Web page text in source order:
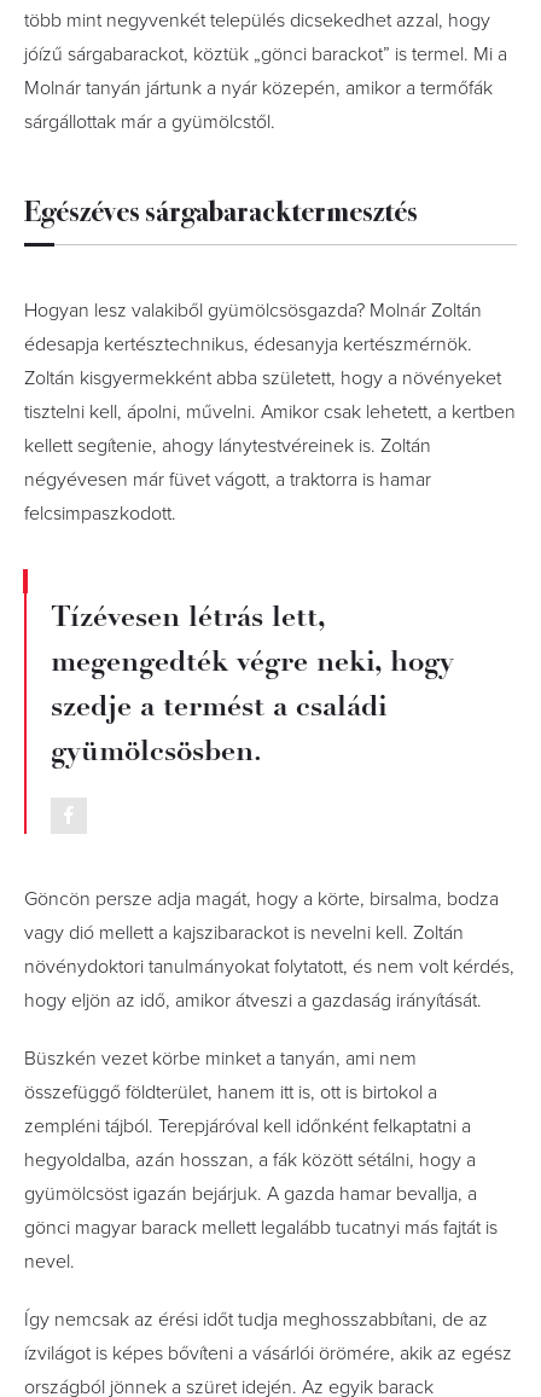
több mint negyvenkét település dicsekedhet azzal, hogy
jóízű sárgabarackot, köztük „gönci barackot” is termel. Mi a
Molnár tanyán jártunk a nyár közepén, amikor a termőfák
sárgállottak már a gyümölcstől.
Egészéves sárgabaracktermesztés
Hogyan lesz valakiből gyümölcsösgazda? Molnár Zoltán
édesapja kertésztechnikus, édesanyja kertészmérnök.
Zoltán kisgyermekként abba született, hogy a növényeket
tisztelni kell, ápolni, művelni. Amikor csak lehetett, a kertben
kellett segítenie, ahogy lánytestvéreinek is. Zoltán
négyévesen már füvet vágott, a traktorra is hamar
felcsimpaszkodott.
Tízévesen létrás lett,
megengedték végre neki, hogy
szedje a termést a családi
gyümölcsösben.
Göncön persze adja magát, hogy a körte, birsalma, bodza
vagy dió mellett a kajszibarackot is nevelni kell. Zoltán
növénydoktori tanulmányokat folytatott, és nem volt kérdés,
hogy eljön az idő, amikor átveszi a gazdaság irányítását.
Büszkén vezet körbe minket a tanyán, ami nem
összefüggő földterület, hanem itt is, ott is birtokol a
zempléni tájból. Terepjáróval kell időnként felkaptatni a
hegyoldalba, azán hosszan, a fák között sétálni, hogy a
gyümölcsöst igazán bejárjuk. A gazda hamar bevallja, a
gönci magyar barack mellett legalább tucatnyi más fajtát is
nevel.
Így nemcsak az érési időt tudja meghosszabbítani, de az
ízvilágot is képes bővíteni a vásárlói örömére, akik az egész
országból jönnek a szüret idején. Az egyik barack